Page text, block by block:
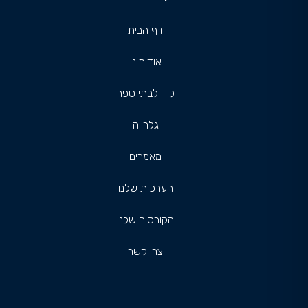
דף הבית
אודותינו
ליווי לבתי ספר
גלרייה
מאמרים
הערכות שלנו
הקורסים שלנו
צרו קשר